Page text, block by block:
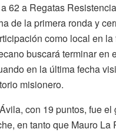
62 a Regatas
de la primera ronda y
como local en
buscará terminar en
en la última fecha
misionero.
con 19 puntos, fue el
en tanto que Mauro La